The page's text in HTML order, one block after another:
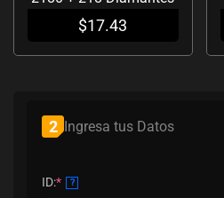
$17.43
2 Ingresa tus Datos
ID:*
(required)
?
(required)